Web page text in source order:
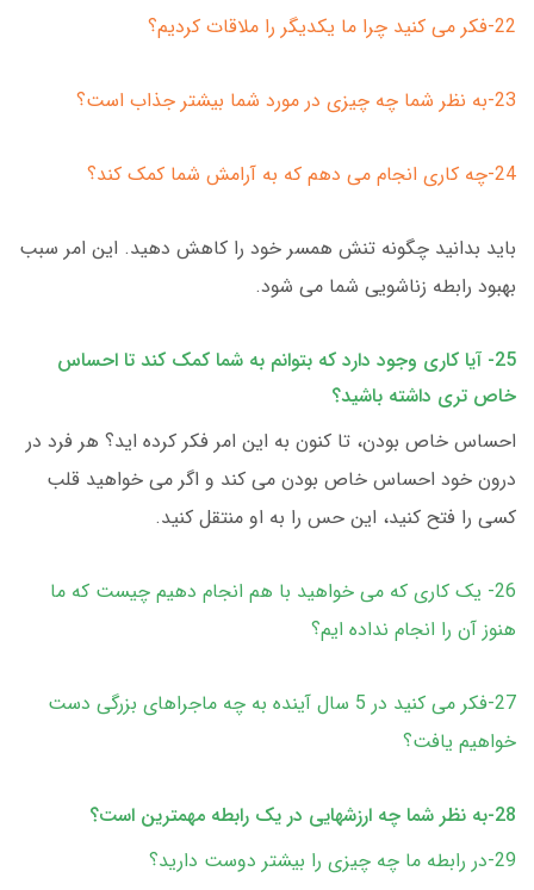
22-فکر می کنید چرا ما یکدیگر را ملاقات کردیم؟
23-به نظر شما چه چیزی در مورد شما بیشتر جذاب است؟
24-چه کاری انجام می دهم که به آرامش شما کمک کند؟
باید بدانید چگونه تنش همسر خود را کاهش دهید. این امر سبب
بهبود رابطه زناشویی شما می شود.
25- آیا کاری وجود دارد که بتوانم به شما کمک کند تا احساس
خاص تری داشته باشید؟
احساس خاص بودن، تا کنون به این امر فکر کرده اید؟ هر فرد در
درون خود احساس خاص بودن می کند و اگر می خواهید قلب
کسی را فتح کنید، این حس را به او منتقل کنید.
26- یک کاری که می خواهید با هم انجام دهیم چیست که ما
هنوز آن را انجام نداده ایم؟
27-فکر می کنید در 5 سال آینده به چه ماجراهای بزرگی دست
خواهیم یافت؟
28-به نظر شما چه ارزشهایی در یک رابطه مهمترین است؟
29-در رابطه ما چه چیزی را بیشتر دوست دارید؟